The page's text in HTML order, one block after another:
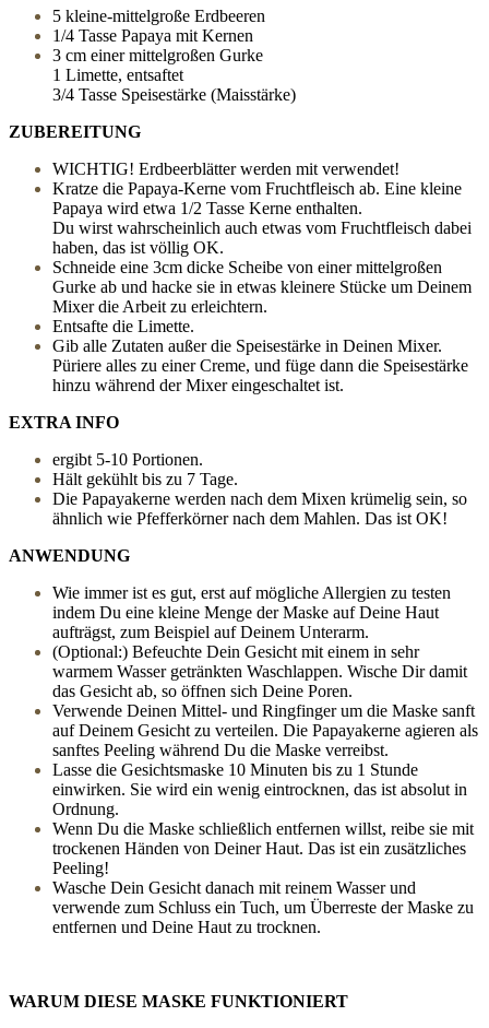
5 kleine-mittelgroße Erdbeeren
1/4 Tasse Papaya mit Kernen
3 cm einer mittelgroßen Gurke
1 Limette, entsaftet
3/4 Tasse Speisestärke (Maisstärke)
ZUBEREITUNG
WICHTIG! Erdbeerblätter werden mit verwendet!
Kratze die Papaya-Kerne vom Fruchtfleisch ab. Eine kleine
Papaya wird etwa 1/2 Tasse Kerne enthalten.
Du wirst wahrscheinlich auch etwas vom Fruchtfleisch dabei
haben, das ist völlig OK.
Schneide eine 3cm dicke Scheibe von einer mittelgroßen
Gurke ab und hacke sie in etwas kleinere Stücke um Deinem
Mixer die Arbeit zu erleichtern.
Entsafte die Limette.
Gib alle Zutaten außer die Speisestärke in Deinen Mixer.
Püriere alles zu einer Creme, und füge dann die Speisestärke
hinzu während der Mixer eingeschaltet ist.
EXTRA INFO
ergibt 5-10 Portionen.
Hält gekühlt bis zu 7 Tage.
Die Papayakerne werden nach dem Mixen krümelig sein, so
ähnlich wie Pfefferkörner nach dem Mahlen. Das ist OK!
ANWENDUNG
Wie immer ist es gut, erst auf mögliche Allergien zu testen
indem Du eine kleine Menge der Maske auf Deine Haut
aufträgst, zum Beispiel auf Deinem Unterarm.
(Optional:) Befeuchte Dein Gesicht mit einem in sehr
warmem Wasser getränkten Waschlappen. Wische Dir damit
das Gesicht ab, so öffnen sich Deine Poren.
Verwende Deinen Mittel- und Ringfinger um die Maske sanft
auf Deinem Gesicht zu verteilen. Die Papayakerne agieren als
sanftes Peeling während Du die Maske verreibst.
Lasse die Gesichtsmaske 10 Minuten bis zu 1 Stunde
einwirken. Sie wird ein wenig eintrocknen, das ist absolut in
Ordnung.
Wenn Du die Maske schließlich entfernen willst, reibe sie mit
trockenen Händen von Deiner Haut. Das ist ein zusätzliches
Peeling!
Wasche Dein Gesicht danach mit reinem Wasser und
verwende zum Schluss ein Tuch, um Überreste der Maske zu
entfernen und Deine Haut zu trocknen.
WARUM DIESE MASKE FUNKTIONIERT